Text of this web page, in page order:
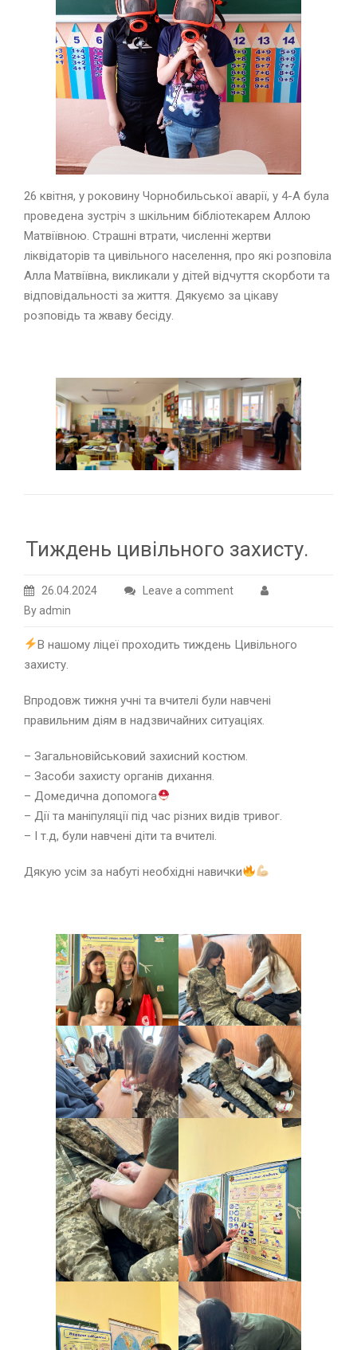
26 квітня, у роковину Чорнобильської аварії, у 4-А була
проведена зустріч з шкільним бібліотекарем Аллою
Матвіївною. Страшні втрати, численні жертви
ліквідаторів та цивільного населення, про які розповіла
Алла Матвіївна, викликали у дітей відчуття скорботи та
відповідальності за життя. Дякуємо за цікаву
розповідь та жваву бесіду.
Тиждень цивільного захисту.
26.04.2024
Leave a comment
By admin
В нашому ліцеї проходить тиждень Цивільного
захисту.
Впродовж тижня учні та вчителі були навчені
правильним діям в надзвичайних ситуаціях.
– Загальновійськовий захисний костюм.
– Засоби захисту органів дихання.
– Домедична допомога
– Дії та маніпуляції під час різних видів тривог.
– І т.д, були навчені діти та вчителі.
Дякую усім за набуті необхідні навички